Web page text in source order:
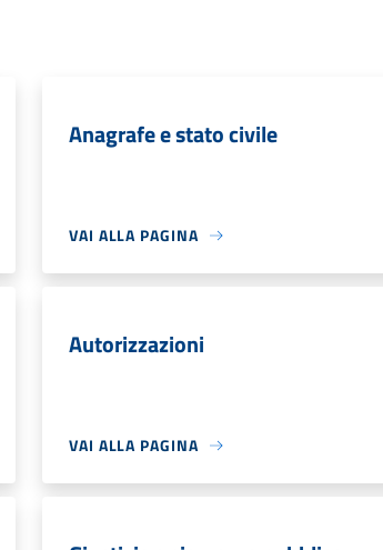
Anagrafe e stato civile
VAI ALLA PAGINA
Autorizzazioni
VAI ALLA PAGINA